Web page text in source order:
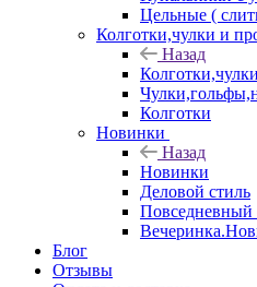
Цельные (
Колготки,чулки и
Назад
Колготки
Новинки
Назад
Новинки
Деловой стиль
Повседневный
Блог
Отзывы